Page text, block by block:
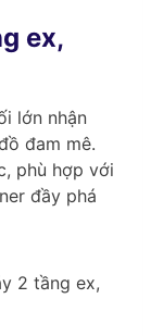
ex,
lớn nhận
đam mê.
phù hợp với
đầy phá